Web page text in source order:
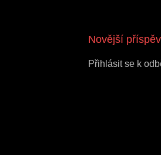
Novější
Přihlásit se k